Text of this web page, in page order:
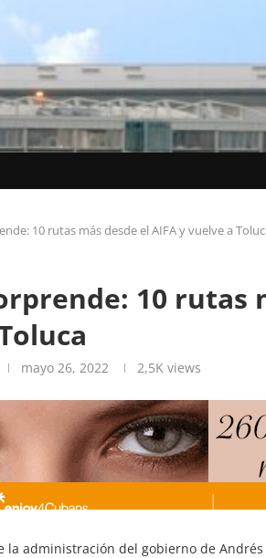
10 rutas más desde el AIFA y vuelve a
10 rutas
mayo 26, 2022 2,5K views
la administración del gobierno de